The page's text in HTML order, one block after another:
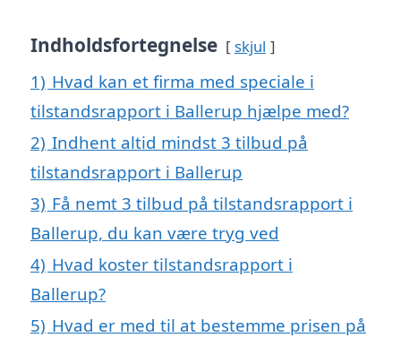
Indholdsfortegnelse skjul
1) Hvad kan et firma med speciale i
tilstandsrapport i Ballerup hjælpe med?
2) Indhent altid mindst 3 tilbud på
tilstandsrapport i Ballerup
3) Få nemt 3 tilbud på tilstandsrapport i
Ballerup, du kan være tryg ved
4) Hvad koster tilstandsrapport i
Ballerup?
5) Hvad er med til at bestemme prisen på